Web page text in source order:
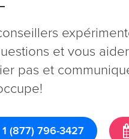
et vous
pas et
1 (877) 796-3427